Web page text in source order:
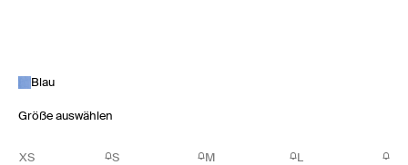
Blau
Größe auswählen
XS S M L